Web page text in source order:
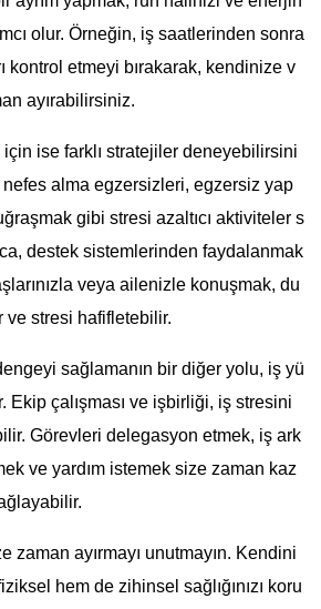
olur. Örneğin, iş saatlerinden sonra
kontrol etmeyi bırakarak, kendinize v
ayırabilirsiniz.
için ise farklı stratejiler deneyebilirsini
alma egzersizleri, egzersiz yap
gibi stresi azaltıcı aktiviteler s
destek sistemlerinden faydalanmak
veya ailenizle konuşmak, du
stresi hafifletebilir.
sağlamanın bir diğer yolu, iş yü
Ekip çalışması ve işbirliği, iş stresini
Görevleri delegasyon etmek, iş ark
ve yardım istemek size zaman kaz
zaman ayırmayı unutmayın. Kendini
hem de zihinsel sağlığınızı koru